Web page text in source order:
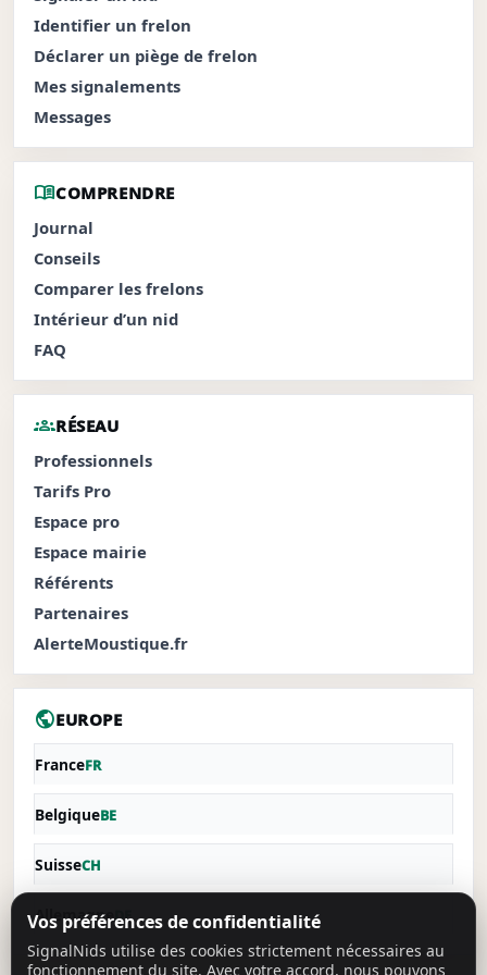
Identifier un frelon
Déclarer un piège de frelon
Mes signalements
Messages
menu_bookCOMPRENDRE
Journal
Conseils
Comparer les frelons
Intérieur d’un nid
FAQ
groupsRÉSEAU
Professionnels
Tarifs Pro
Espace pro
Espace mairie
Référents
Partenaires
AlerteMoustique.fr
publicEUROPE
FranceFR
BelgiqueBE
SuisseCH
AllemagneDE
Vos préférences de confidentialité
SignalNids utilise des cookies strictement nécessaires au
fonctionnement du site. Avec votre accord, nous pouvons